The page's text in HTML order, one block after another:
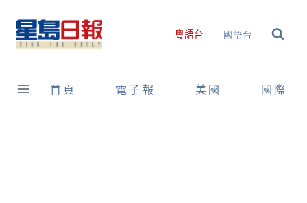
content
粵語台 國語台
首頁 電子報 美國 國際